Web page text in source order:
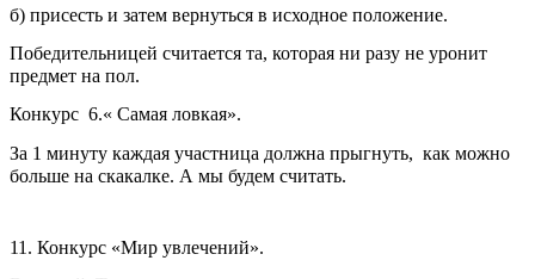
б) присесть и затем вернуться в исходное положение.
Победительницей считается та, которая ни разу не уронит
предмет на пол.
Конкурс 6.« Самая ловкая».
За 1 минуту каждая участница должна прыгнуть, как можно
больше на скакалке. А мы будем считать.
11. Конкурс «Мир увлечений».